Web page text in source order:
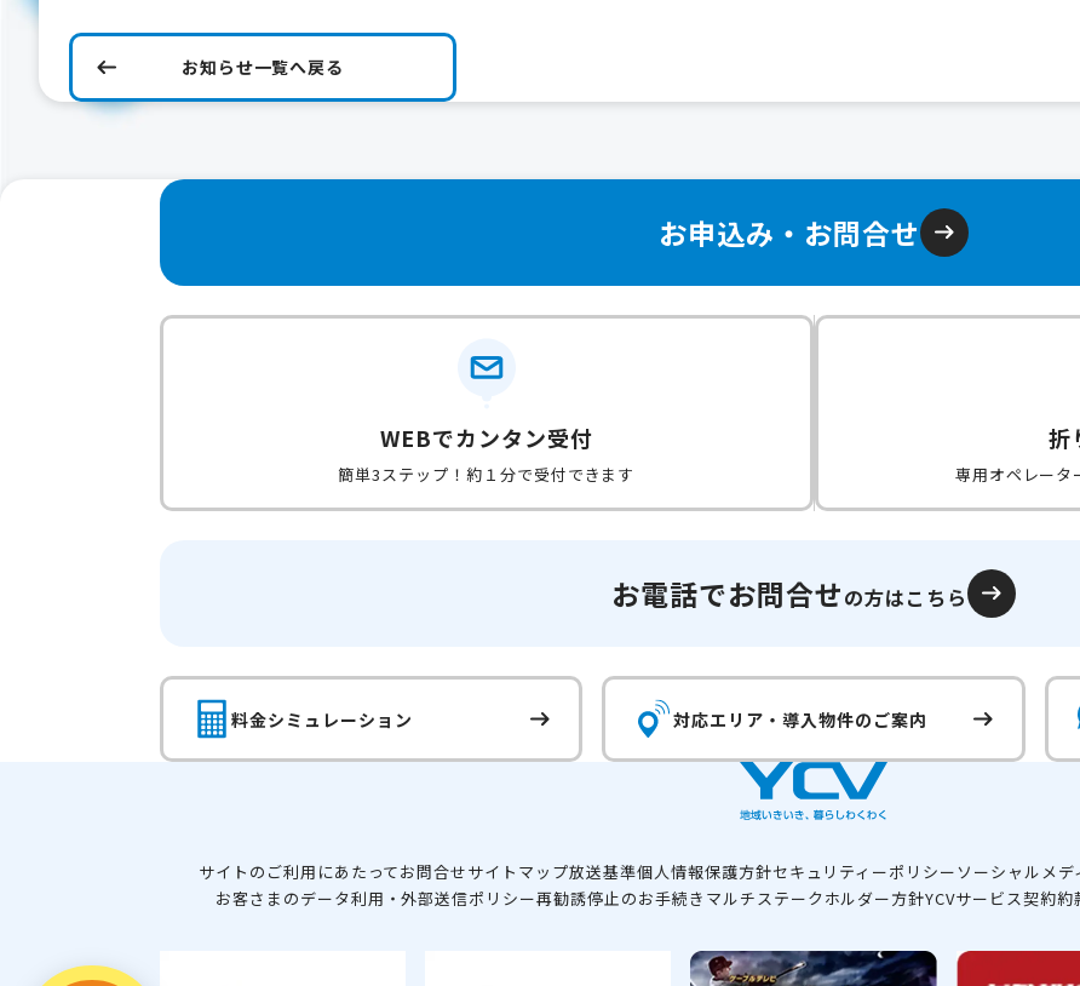
お知らせ一覧へ戻る
お申込み・お問合せ
WEBでカンタン受付
簡単3ステップ！約１分で受付できます
折
専用オペレータ
お電話でお問合せの方はこちら
料金シミュレーション 対応エリア・導入物件のご案内
サイトのご利用にあたってお問合せサイトマップ放送基準個人情報保護方針セキュリティーポリシーソーシャルメデ
お客さまのデータ利用・外部送信ポリシー再勧誘停止のお手続き マルチステークホルダー方針YCVサービス契約約